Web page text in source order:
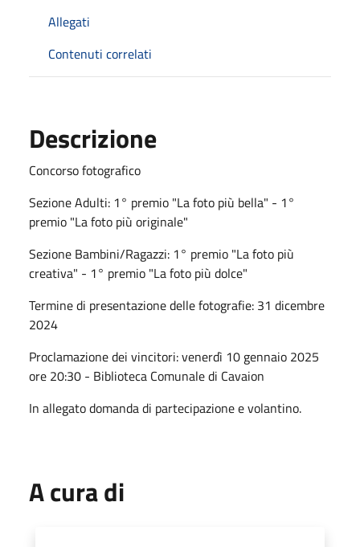
Allegati
Contenuti correlati
Descrizione
Concorso fotografico
Sezione Adulti: 1° premio "La foto più bella" - 1°
premio "La foto più originale"
Sezione Bambini/Ragazzi: 1° premio "La foto più
creativa" - 1° premio "La foto più dolce"
Termine di presentazione delle fotografie: 31 dicembre
2024
Proclamazione dei vincitori: venerdì 10 gennaio 2025
ore 20:30 - Biblioteca Comunale di Cavaion
In allegato domanda di partecipazione e volantino.
A cura di